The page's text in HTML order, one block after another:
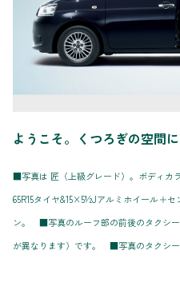
ようこそ。くつろぎの空間
■写真は 匠（上級グレード）。ボディカ
65R15タイヤ&15×5½Jアルミホイール＋
ン。 ■写真のルーフ部の前後のタクシ
が異なります）です。 ■写真のタクシー